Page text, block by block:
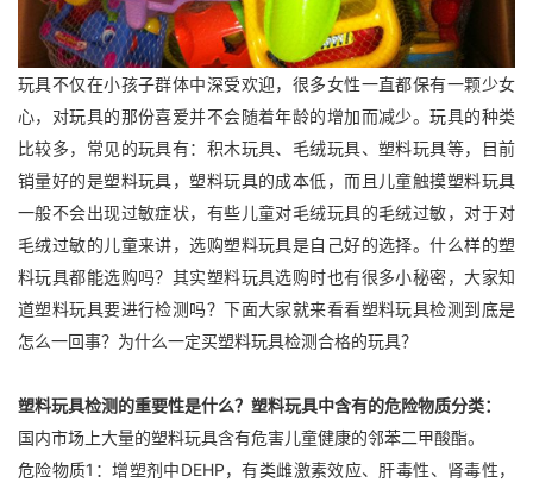
玩具不仅在小孩子群体中深受欢迎，很多女性一直都保有一颗少女
心，对玩具的那份喜爱并不会随着年龄的增加而减少。玩具的种类
比较多，常见的玩具有：积木玩具、毛绒玩具、塑料玩具等，目前
销量好的是塑料玩具，塑料玩具的成本低，而且儿童触摸塑料玩具
一般不会出现过敏症状，有些儿童对毛绒玩具的毛绒过敏，对于对
毛绒过敏的儿童来讲，选购塑料玩具是自己好的选择。什么样的塑
料玩具都能选购吗？其实塑料玩具选购时也有很多小秘密，大家知
道塑料玩具要进行检测吗？下面大家就来看看塑料玩具检测到底是
怎么一回事？为什么一定买塑料玩具检测合格的玩具？
塑料玩具检测的重要性是什么？塑料玩具中含有的危险物质分类：
国内市场上大量的塑料玩具含有危害儿童健康的邻苯二甲酸酯。
危险物质1：增塑剂中DEHP，有类雌激素效应、肝毒性、肾毒性，